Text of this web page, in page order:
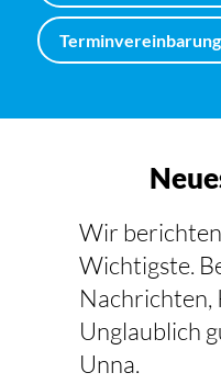
Terminvereinbarung
Wir
Wichtigste.
Nachrichten,
Unglaublich
Unna.